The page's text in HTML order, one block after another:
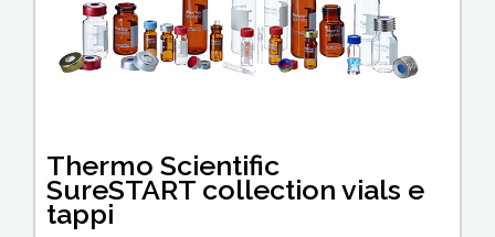
Thermo Scientific
SureSTART collection vials e
tappi